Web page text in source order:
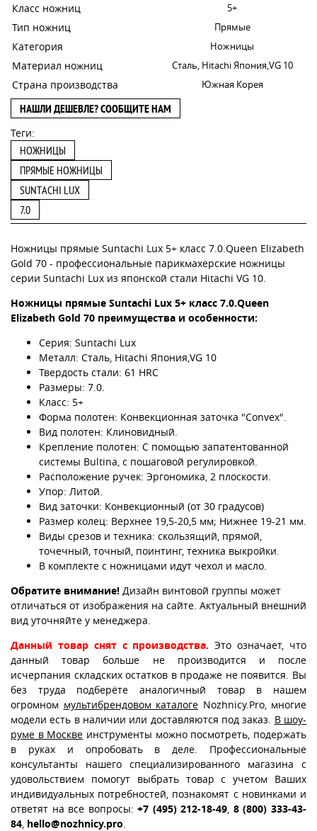
Класс ножниц 5+
Тип ножниц Прямые
Категория Ножницы
Материал ножниц Сталь, Hitachi Япония,VG 10
Страна производства Южная Корея
НАШЛИ ДЕШЕВЛЕ? СООБЩИТЕ НАМ
Теги:
НОЖНИЦЫ
ПРЯМЫЕ НОЖНИЦЫ
SUNTACHI LUX
7.0
Ножницы прямые Suntachi Lux 5+ класс 7.0.Queen Elizabeth
Gold 70 - профессиональные парикмахерские ножницы
серии Suntachi Lux из японской стали Hitachi VG 10.
Ножницы прямые Suntachi Lux 5+ класс 7.0.Queen
Elizabeth Gold 70 преимущества и особенности:
Серия: Suntachi Lux
Металл: Сталь, Hitachi Япония,VG 10
Твердость стали: 61 HRC
Размеры: 7.0.
Класс: 5+
Форма полотен: Конвекционная заточка "Convex".
Вид полотен: Клиновидный.
Крепление полотен: С помощью запатентованной
системы Bultina, с пошаговой регулировкой.
Расположение ручек: Эргономика, 2 плоскости.
Упор: Литой.
Вид заточки: Конвекционный (от 30 градусов)
Размер колец: Верхнее 19,5-20,5 мм; Нижнее 19-21 мм.
Виды срезов и техника: скользящий, прямой,
точечный, точный, поинтинг, техника выкройки.
В комплекте с ножницами идут чехол и масло.
Обратите внимание! Дизайн винтовой группы может
отличаться от изображения на сайте. Актуальный внешний
вид уточняйте у менеджера.
Данный товар снят с производства. Это означает, что
данный товар больше не производится и после
исчерпания складских остатков в продаже не появится. Вы
без труда подберёте аналогичный товар в нашем
огромном мультибрендовом каталоге Nozhnicy.Pro, многие
модели есть в наличии или доставляются под заказ. В шоу-
руме в Москве инструменты можно посмотреть, подержать
в руках и опробовать в деле. Профессиональные
консультанты нашего специализированного магазина с
удовольствием помогут выбрать товар с учетом Ваших
индивидуальных потребностей, познакомят с новинками и
ответят на все вопросы:+7 (495) 212-18-49 8 (800) 333-43-
84 hello@nozhnicy.pro